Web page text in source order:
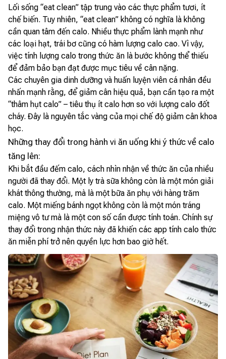
Lối sống “eat clean” tập trung vào các thực phẩm tươi, ít
chế biến. Tuy nhiên, “eat clean” không có nghĩa là không
cần quan tâm đến calo. Nhiều thực phẩm lành mạnh như
các loại hạt, trái bơ cũng có hàm lượng calo cao. Vì vậy,
việc tính lượng calo trong thức ăn là bước không thể thiếu
để đảm bảo bạn đạt được mục tiêu về cân nặng.
Các chuyên gia dinh dưỡng và huấn luyện viên cá nhân đều
nhấn mạnh rằng, để giảm cân hiệu quả, bạn cần tạo ra một
“thâm hụt calo” – tiêu thụ ít calo hơn so với lượng calo đốt
cháy. Đây là nguyên tắc vàng của mọi chế độ giảm cân khoa
học.
Những thay đổi trong hành vi ăn uống khi ý thức về calo
tăng lên:
Khi bắt đầu đếm calo, cách nhìn nhận về thức ăn của nhiều
người đã thay đổi. Một ly trà sữa không còn là một món giải
khát thông thường, mà là một bữa ăn phụ với hàng trăm
calo. Một miếng bánh ngọt không còn là một món tráng
miệng vô tư mà là một con số cần được tính toán. Chính sự
thay đổi trong nhận thức này đã khiến các app tính calo thức
ăn miễn phí trở nên quyền lực hơn bao giờ hết.